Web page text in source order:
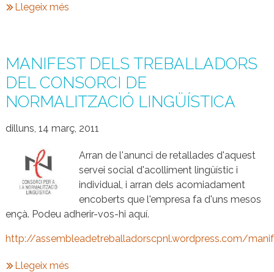
Llegeix més
MANIFEST DELS TREBALLADORS
DEL CONSORCI DE
NORMALITZACIÓ LINGÜÍSTICA
dilluns, 14 març, 2011
Arran de l'anunci de retallades d'aquest
servei social d'acolliment lingüístic i
individual, i arran dels acomiadament
encoberts que l'empresa fa d'uns mesos
ençà. Podeu adherir-vos-hi aquí.
http://assembleadetreballadorscpnl.wordpress.com/
Llegeix més